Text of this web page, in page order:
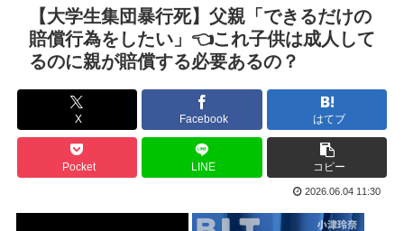
【朗報】 韓国人「Jリーグのこの監督、経歴がおかしい」
さもしい熊本県民「食事、ベッド、エアコン」を政府に切望。
韓国がサッカーの審判を買収したのはガチだった！ 審判を性...
【緊急速報】信用声優の羊宮妃那さん…
靖国神社、軍服コスプレでの参拝を禁止へ
【高市】トランプ「イランが核入手したら2分でイタリア滅亡...
ハンターハンター今何やってるかわからないWWW
5年前お前ら「AIイラストすげぇ！これもう人間のイラスト...
韓国人「台風で品不足になった沖縄のスーパーに行ってみたら...
【大学生集団暴行死】父親「できるだけの
賠償行為をしたい」👈これ子供は成人して
るのに親が賠償する必要あるの？
X Facebook はてブ
Pocket LINE コピー
2026.06.04 11:30